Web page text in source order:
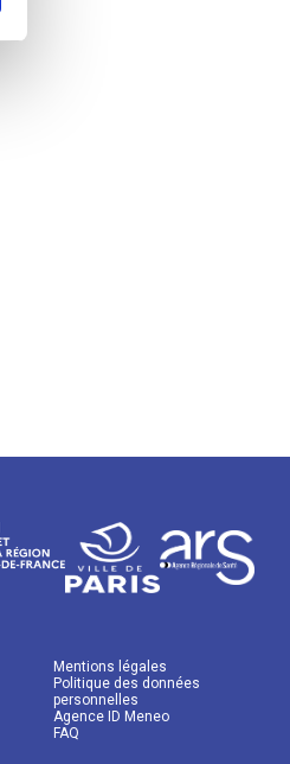
Mentions légales
Politique des données
personnelles
Agence ID Meneo
FAQ